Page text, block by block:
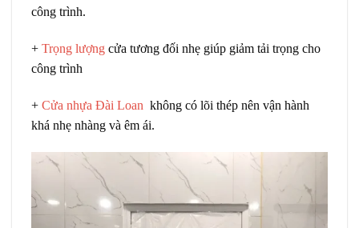
công trình.
+ Trọng lượng cửa tương đối nhẹ giúp giảm tải trọng cho
công trình
+ Cửa nhựa Đài Loan không có lõi thép nên vận hành
khá nhẹ nhàng và êm ái.